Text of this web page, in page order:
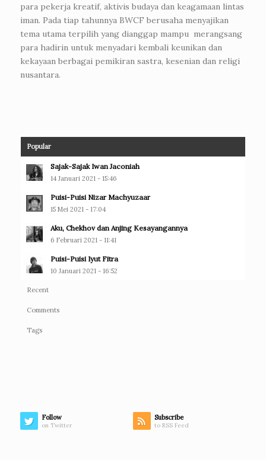
para pekerja kreatif, aktivis budaya dan keagamaan lintas
iman. Pada tiap tahunnya BWCF berusaha menyajikan
tema utama terpilih yang dianggap mampu merangsang
para hadirin untuk menyadari kembali keunikan dan
kekayaan berbagai pemikiran sastra, kesenian dan religi
nusantara.
Popular
Sajak-Sajak Iwan Jaconiah
14 Januari 2021 - 15:46
Puisi-Puisi Nizar Machyuzaar
15 Mei 2021 - 17:04
Aku, Chekhov dan Anjing Kesayangannya
6 Februari 2021 - 11:41
Puisi-Puisi Iyut Fitra
10 Januari 2021 - 16:52
Recent
Comments
Tags
Follow
on Twitter
Subscribe
to RSS Feed